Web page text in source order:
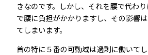
きなのです。しかし、それを腰で代わ
で腰に負担がかかりますし、その影響
てしまいます。
首の特に５番の可動域は過剰に働いて